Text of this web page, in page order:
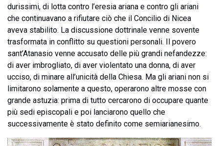
durissimi, di lotta contro l’eresia ariana e contro gli ariani
che continuavano a rifiutare ciò che il Concilio di Nicea
aveva stabilito. La discussione dottrinale venne sovente
trasformata in conflitto su questioni personali. Il povero
sant’Atanasio venne accusato delle più grandi nefandezze:
di aver imbrogliato, di aver violentato una donna, di aver
ucciso, di minare all’unicità della Chiesa. Ma gli ariani non si
limitarono solamente a questo, operarono altre mosse con
grande astuzia: prima di tutto cercarono di occupare quante
più sedi episcopali e poi lanciarono quello che
successivamente è stato definito come semiarianesimo.